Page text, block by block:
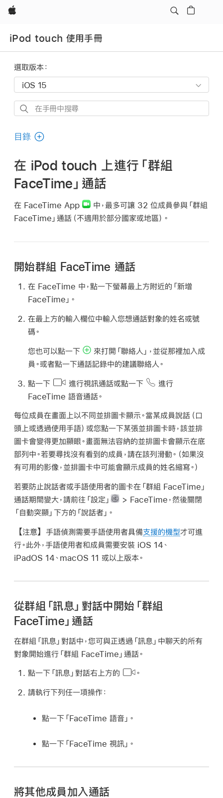
Apple
iPod touch 使用手冊
選取版本：
在
冊
搜
尋
目錄
在 iPod touch 上進行「群組
FaceTime」通話
在 FaceTime App
中，最多可讓 32 位成員參與「群組
FaceTime」通話（不適用於部分國家或地區）。
開始群組 FaceTime 通話
在 FaceTime 中，點一下螢幕最上方附近的「新增
FaceTime」。
在最上方的輸入欄位中輸入您想通話對象的姓名或號
碼。
您也可以點一下
來打開「聯絡人」，並從那裡加入成
員。或者點一下通話記錄中的建議聯絡人。
點一下 進行視訊通話或點一下
進行
FaceTime 語音通話。
每位成員在畫面上以不同並排圖卡顯示。當某成員說話（口
頭上或透過使用手語）或您點一下某張並排圖卡時，該並排
圖卡會變得更加顯眼。畫面無法容納的並排圖卡會顯示在底
部列中。若要尋找沒有看到的成員，請在該列滑動。（如果沒
有可用的影像，並排圖卡中可能會顯示成員的姓名縮寫。）
若要防止說話者或手語使用者的圖卡在「群組 FaceTime」
通話期間變大，請前往「設定」
> FaceTime，然後關閉
「自動突顯」下方的「說話者」。
【注意】 手語偵測需要手語使用者具備支援的機型才可進
行。此外，手語使用者和成員需要安裝 iOS 14、
iPadOS 14、macOS 11 或以上版本。
從群組「訊息」對話中開始「群組
FaceTime」通話
在群組「訊息」對話中，您可與正透過「訊息」中聊天的所有
對象開始進行「群組 FaceTime」通話。
點一下「訊息」對話右上方的 。
請執行下列任一項操作：
點一下「FaceTime 語音」。
點一下「FaceTime 視訊」。
將其他成員加入通話